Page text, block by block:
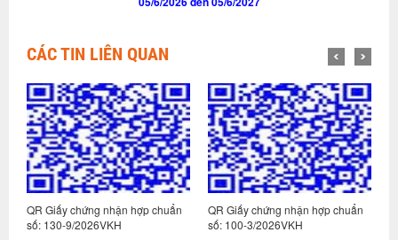
CÁC TIN LIÊN QUAN
QR Giấy chứng nhận hợp chuẩn
số: 130-9/2026VKH
QR Giấy chứng nhận hợp chuẩn
số: 100-3/2026VKH